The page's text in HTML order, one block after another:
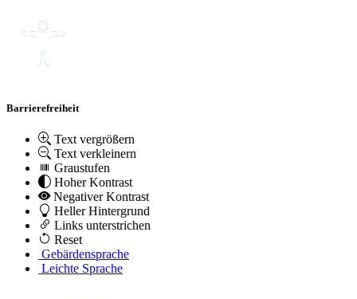
Barrierefreiheit
Text vergrößern
Text verkleinern
Graustufen
Hoher Kontrast
Negativer Kontrast
Heller Hintergrund
Links unterstrichen
Reset
Gebärdensprache
Leichte Sprache